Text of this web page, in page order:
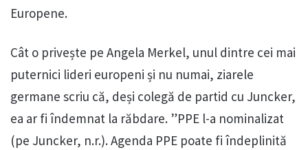
Europene.
Cât o privește pe Angela Merkel, unul dintre cei mai
puternici lideri europeni și nu numai, ziarele
germane scriu că, deși colegă de partid cu Juncker,
ea ar fi îndemnat la răbdare. ”PPE l-a nominalizat
(pe Juncker, n.r.). Agenda PPE poate fi îndeplinită